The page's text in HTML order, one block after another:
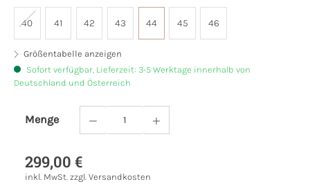
40 41 42 43 44 45 46
Größentabelle anzeigen
Sofort verfügbar, Lieferzeit: 3-5 Werktage innerhalb von
Deutschland und Österreich
Menge
Produkt Anzahl: Gib den gewünschten
299,00 €
inkl. MwSt. zzgl. Versandkosten